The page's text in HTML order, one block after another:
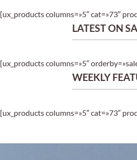
[ux_products columns=»5″ cat=»73″
LATEST ON
[ux_products columns=»5″
WEEKLY
[ux_products columns=»5″ cat=»73″